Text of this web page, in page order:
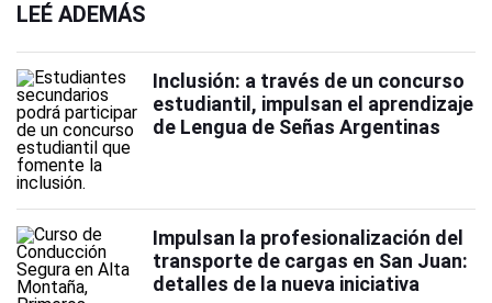
LEÉ ADEMÁS
Inclusión: a través de un concurso
estudiantil, impulsan el aprendizaje
de Lengua de Señas Argentinas
Impulsan la profesionalización del
transporte de cargas en San Juan:
detalles de la nueva iniciativa